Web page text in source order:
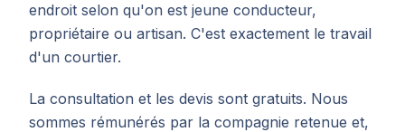
endroit selon qu'on est jeune conducteur,
propriétaire ou artisan. C'est exactement le travail
d'un courtier.
La consultation et les devis sont gratuits. Nous
sommes rémunérés par la compagnie retenue et,